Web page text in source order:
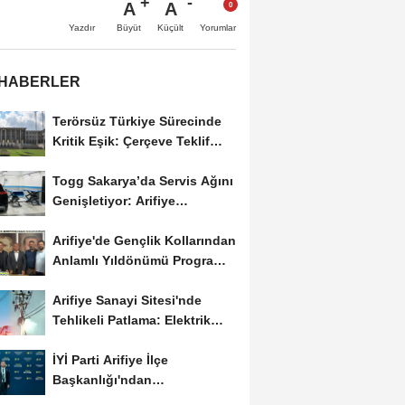
Yazdır
A
Büyüt
A
Küçült Yorumlar
Terörsüz Türkiye Sürecinde
Kritik Eşik: Çerçeve Teklif
Togg Sakarya’da Servis Ağını
Genişletiyor: Arifiye
Arifiye'de Gençlik Kollarından
Anlamlı Yıldönümü Programı:
Arifiye Sanayi Sitesi'nde
Tehlikeli Patlama: Elektrik
İYİ Parti Arifiye İlçe
Başkanlığı'ndan